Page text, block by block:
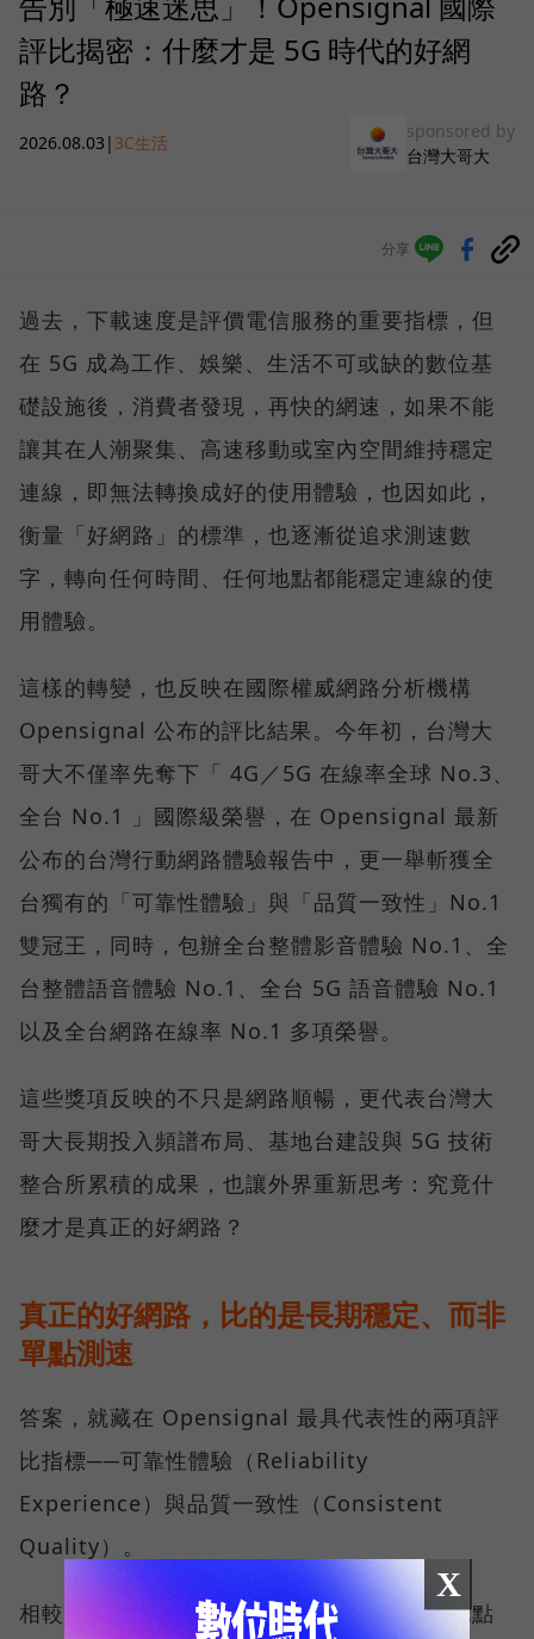
評比揭密：什麼才是 5G 時代的好網
路？
2026.08.03 | 3C生活
sponsored by
台灣大哥大
分享
過去，下載速度是評價電信服務的重要指標，但
在 5G 成為工作、娛樂、生活不可或缺的數位基
礎設施後，消費者發現，再快的網速，如果不能
讓其在人潮聚集、高速移動或室內空間維持穩定
連線，即無法轉換成好的使用體驗，也因如此，
衡量「好網路」的標準，也逐漸從追求測速數
字，轉向任何時間、任何地點都能穩定連線的使
用體驗。
這樣的轉變，也反映在國際權威網路分析機構
Opensignal 公布的評比結果。今年初，台灣大
哥大不僅率先奪下「 4G／5G 在線率全球 No.3、
全台 No.1 」國際級榮譽，在 Opensignal 最新
公布的台灣行動網路體驗報告中，更一舉斬獲全
台獨有的「可靠性體驗」與「品質一致性」No.1
雙冠王，同時，包辦全台整體影音體驗 No.1、全
台整體語音體驗 No.1、全台 5G 語音體驗 No.1
以及全台網路在線率 No.1 多項榮譽。
這些獎項反映的不只是網路順暢，更代表台灣大
哥大長期投入頻譜布局、基地台建設與 5G 技術
整合所累積的成果，也讓外界重新思考：究竟什
麼才是真正的好網路？
真正的好網路，比的是長期穩定、而非
單點測速
答案，就藏在 Opensignal 最具代表性的兩項評
比指標──可靠性體驗（Reliability
Experience）與品質一致性（Consistent
Quality）。
相較於傳統下載速度只反映單一時間、單一地點
X